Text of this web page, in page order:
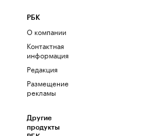
РБК
О компании
Контактная
информация
Редакция
Размещение
рекламы
Другие
продукты